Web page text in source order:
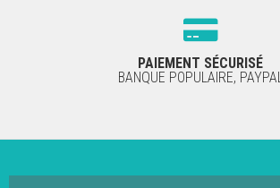
PAIEMENT SÉCURISÉ
BANQUE POPULAIRE, PAYPAL